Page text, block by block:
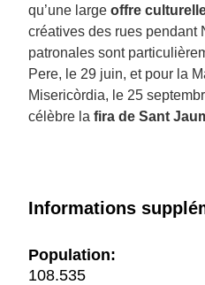
qu’une large offre
créatives des rues pendant
patronales sont
Pere, le 29 juin, et pour la
Misericòrdia, le 25
célèbre la fira de Sant
Informations
Population:
108.535